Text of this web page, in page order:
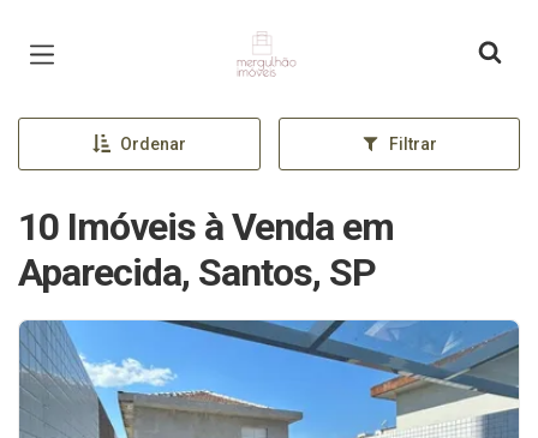
Página inicial
Ordenar Filtrar
10 Imóveis à Venda em
Aparecida, Santos, SP